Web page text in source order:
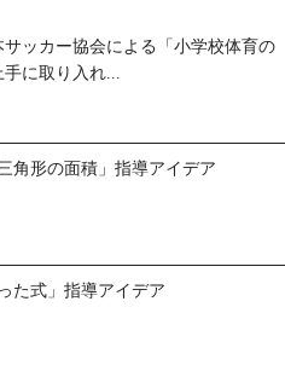
サッカー協会による「小学校体育の
に取り入れ...
角形の面積」指導アイデア
た式」指導アイデア